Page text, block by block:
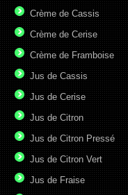
Crème de Cassis
Crème de Cerise
Crème de Framboise
Jus de Cassis
Jus de Cerise
Jus de Citron
Jus de Citron Pressé
Jus de Citron Vert
Jus de Fraise